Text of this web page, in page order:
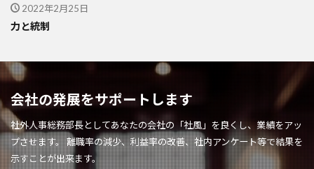
2022年2月25日
力と統制
会社の発展をサポートします
社外人事総務部長としてあなたの会社の「社風」を良くし、業績をアッ
プさせます。 離職率の減少、利益率の改善、社内アンケート等で結果を
示すことが出来ます。